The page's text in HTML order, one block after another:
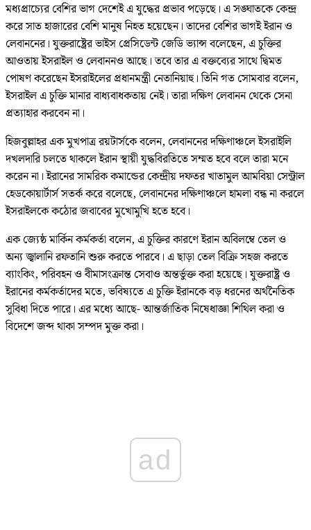
মধ্যপ্রাচ্যের বেশির ভাগ দেশেই এ যুদ্ধের প্রভাব পড়েছে। এ সঙ্ঘাতকে কেন্দ্র
করে সাত হাজারের বেশি মানুষ নিহত হয়েছেন। তাদের বেশির ভাগই ইরান ও
লেবাননের। যুক্তরাষ্ট্রের ভাইস প্রেসিডেন্ট জেডি ভ্যান্স বলেছেন, এ চুক্তির
আওতায় ইসরাইল ও লেবাননও আছে। তবে তার এ বক্তব্যের সাথে দ্বিমত
পোষণ করেছেন ইসরাইলের প্রধানমন্ত্রী নেতানিয়াহু। তিনি গত সোমবার বলেন,
ইসরাইল এ চুক্তি মানার বাধ্যবাধকতায় নেই। তারা দক্ষিণ লেবানন থেকে সেনা
প্রত্যাহার করবেন না।
হিজবুল্লাহর এক মুখপাত্র রয়টার্সকে বলেন, লেবাননের দক্ষিণাঞ্চলে ইসরাইলি
দখলদারি চলতে থাকলে ইরান স্থায়ী যুদ্ধবিরতিতে সম্মত হবে বলে তারা মনে
করেন না। ইরানের সামরিক কমান্ডের কেন্দ্রীয় দফতর খাতামুল আমবিয়া সেন্ট্রাল
হেডকোয়ার্টার্স সতর্ক করে বলেছে, লেবাননের দক্ষিণাঞ্চলে হামলা বন্ধ না করলে
ইসরাইলকে কঠোর জবাবের মুখোমুখি হতে হবে।
এক জ্যেষ্ঠ মার্কিন কর্মকর্তা বলেন, এ চুক্তির কারণে ইরান অবিলম্বে তেল ও
অন্য জ্বালানি রফতানি শুরু করতে পারবে। এ ছাড়া তেল বিক্রি সহজ করতে
ব্যাংকিং, পরিবহন ও বীমাসংক্রান্ত সেবাও অন্তর্ভুক্ত করা হয়েছে। যুক্তরাষ্ট্র ও
ইরানের কর্মকর্তাদের মতে, ভবিষ্যতে এ চুক্তি ইরানকে বড় ধরনের অর্থনৈতিক
সুবিধা দিতে পারে। এর মধ্যে আছে- আন্তর্জাতিক নিষেধাজ্ঞা শিথিল করা ও
বিদেশে জব্দ থাকা সম্পদ মুক্ত করা।
ad